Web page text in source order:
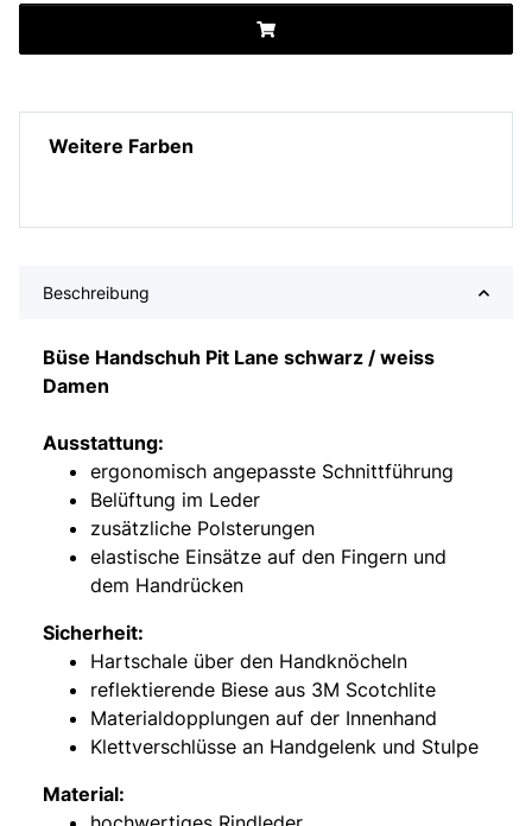
Weitere Farben
Beschreibung
Büse Handschuh Pit Lane schwarz / weiss
Damen
Ausstattung:
ergonomisch angepasste Schnittführung
Belüftung im Leder
zusätzliche Polsterungen
elastische Einsätze auf den Fingern und
dem Handrücken
Sicherheit:
Hartschale über den Handknöcheln
reflektierende Biese aus 3M Scotchlite
Materialdopplungen auf der Innenhand
Klettverschlüsse an Handgelenk und Stulpe
Material: